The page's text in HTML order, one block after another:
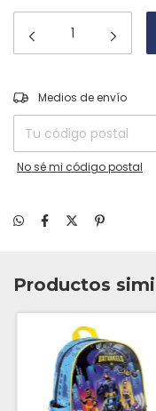
Entregas para el CP:
Medios de envío
No sé mi código postal
Productos